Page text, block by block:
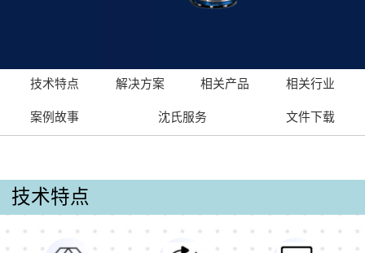
技术特点 解决方案 相关产品 相关行业
案例故事 沈氏服务 文件下载
技术特点